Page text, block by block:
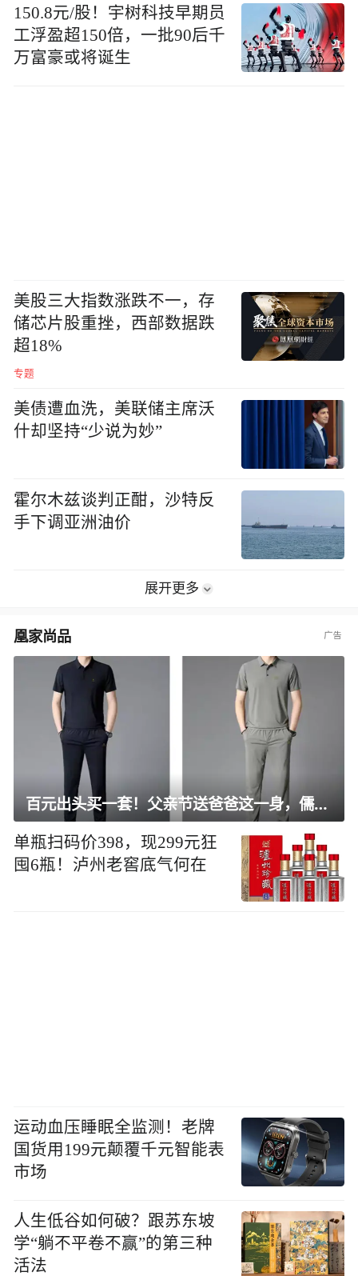
150.8元/股！宇树科技早期员
工浮盈超150倍，一批90后千
万富豪或将诞生
美股三大指数涨跌不一，存
储芯片股重挫，西部数据跌
超18%
专题
美债遭血洗，美联储主席沃
什却坚持“少说为妙”
霍尔木兹谈判正酣，沙特反
手下调亚洲油价
展开更多
凰家尚品
百元出头买一套！父亲节送爸爸这一身，儒雅有型还凉爽
单瓶扫码价398，现299元狂
囤6瓶！泸州老窖底气何在
运动血压睡眠全监测！老牌
国货用199元颠覆千元智能表
市场
人生低谷如何破？跟苏东坡
学“躺不平卷不赢”的第三种
活法